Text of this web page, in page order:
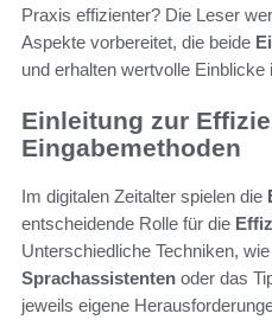
Praxis effizienter? Die Leser
Aspekte vorbereitet, die beide
und erhalten wertvolle Einblicke
Einleitung zur
Eingabemethoden
Im digitalen Zeitalter spielen die
entscheidende Rolle für die
Unterschiedliche Techniken,
Sprachassistenten oder das
jeweils eigene